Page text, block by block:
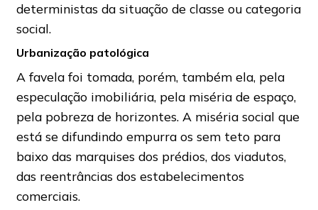
deterministas da situação de classe ou categoria
social.
Urbanização patológica
A favela foi tomada, porém, também ela, pela
especulação imobiliária, pela miséria de espaço,
pela pobreza de horizontes. A miséria social que
está se difundindo empurra os sem teto para
baixo das marquises dos prédios, dos viadutos,
das reentrâncias dos estabelecimentos
comerciais.